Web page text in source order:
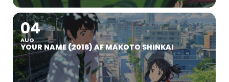
04
AUG
YOUR NAME (2016) AF MAKOTO SHINKAI